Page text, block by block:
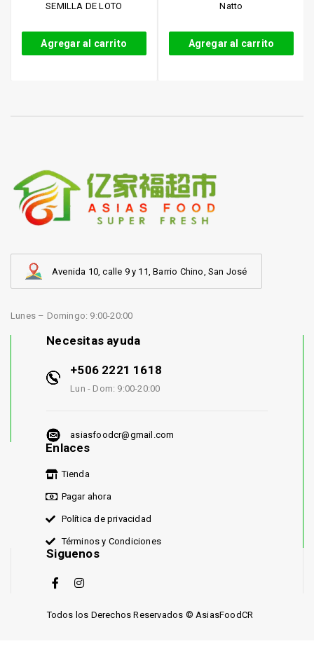
SEMILLA DE LOTO
Agregar al carrito
Natto
Agregar al carrito
Avenida 10, calle 9 y 11, Barrio Chino, San José
Lunes – Domingo: 9:00-20:00
Necesitas ayuda
+506 2221 1618
Lun - Dom: 9:00-20:00
asiasfoodcr@gmail.com
Enlaces
Tienda
Pagar ahora
Política de privacidad
Términos y Condiciones
Siguenos
Todos los Derechos Reservados © AsiasFoodCR